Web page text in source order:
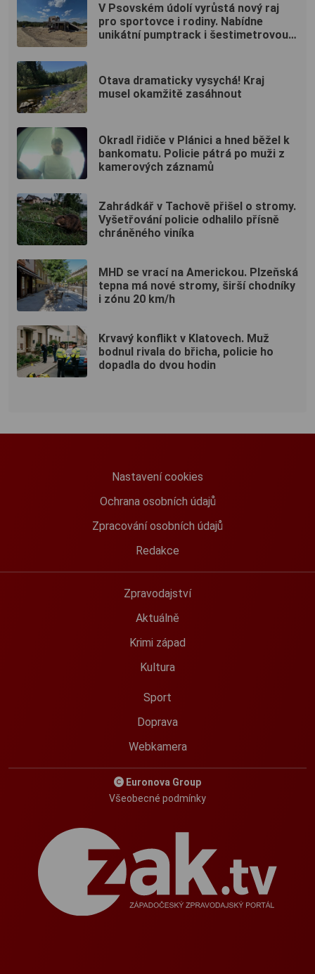
V Psovském údolí vyrůstá nový raj
pro sportovce i rodiny. Nabídne
unikátní pumptrack i šestimetrovou
Otava dramaticky vysychá! Kraj
musel okamžitě zasáhnout
Okradl řidiče v Plánici a hned běžel k
bankomatu. Policie pátrá po muži z
kamerových záznamů
Zahrádkář v Tachově přišel o stromy.
Vyšetřování policie odhalilo přísně
chráněného viníka
MHD se vrací na Americkou. Plzeňská
tepna má nové stromy, širší chodníky
i zónu 20 km/h
Krvavý konflikt v Klatovech. Muž
bodnul rivala do břicha, policie ho
dopadla do dvou hodin
Nastavení cookies
Ochrana osobních údajů
Zpracování osobních údajů
Redakce
Zpravodajství
Aktuálně
Krimi západ
Kultura
Sport
Doprava
Webkamera
Euronova Group
Všeobecné podmínky